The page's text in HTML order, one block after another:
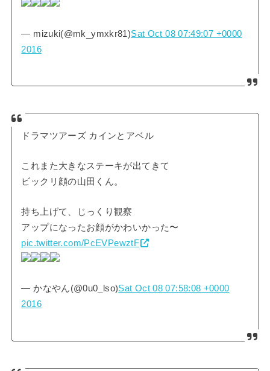
— mizuki(@mk_ymxkr81)Sat Oct 08 07:49:07 +0000
2016
ドラマツアーズ カインとアベル
これまた大きなステーキが出てきて
ビックリ顔の山田くん。
持ち上げて、じっくり観察
アップになったお顔がかわいかった〜
pic.twitter.com/PcEVPewztF
— かなやん(@0u0_lso)Sat Oct 08 07:58:08 +0000
2016